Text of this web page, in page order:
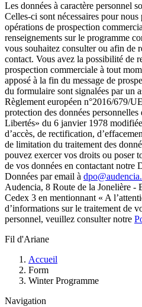
Les données à caractère personnel
Celles-ci sont nécessaires pour nous
opérations de prospection
renseignements sur le programme
vous souhaitez consulter ou afin de
contact. Vous avez la possibilité de
prospection commerciale à tout
apposé à la fin du message de
du formulaire sont signalées par un
Règlement européen n°2016/679/
protection des données
Libertés» du 6 janvier 1978
d’accès, de rectification,
de limitation du traitement des
pouvez exercer vos droits ou poser
de vos données en contactant notre
Données par email à
Audencia, 8 Route de la Jonelière -
Cedex 3 en mentionnant « A
d’informations sur le traitement de
personnel, veuillez consulter notre
Fil d'Ariane
Accueil
Form
Winter Programme
Navigation